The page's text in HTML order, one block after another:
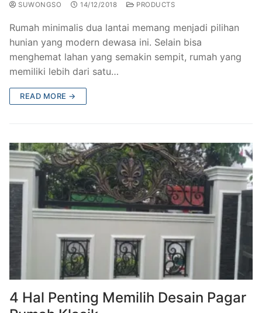
SUWONGSO 14/12/2018 PRODUCTS
Rumah minimalis dua lantai memang menjadi pilihan
hunian yang modern dewasa ini. Selain bisa
menghemat lahan yang semakin sempit, rumah yang
memiliki lebih dari satu…
READ MORE →
4 Hal Penting Memilih Desain Pagar